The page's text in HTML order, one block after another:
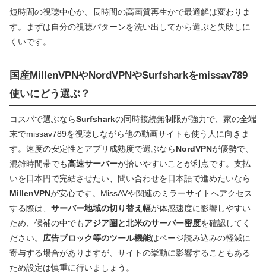
短時間の視聴中心か、長時間の高画質再生かで最適解は変わりま
す。まずは自分の視聴パターンを洗い出してから選ぶと失敗しに
くいです。
国産MillenVPNやNordVPNやSurfsharkをmissav789
使いにどう選ぶ？
コスパで選ぶならSurfsharkの同時接続無制限が強力で、家の全端
末でmissav789を視聴しながら他の動画サイトも使う人に向きま
す。速度の安定性とアプリ成熟度で選ぶならNordVPNが優勢で、
混雑時間帯でも高速サーバーが拾いやすいことが利点です。支払
いを日本円で完結させたい、問い合わせを日本語で進めたいなら
MillenVPNが安心です。MissAVや関連のミラーサイトへアクセス
する際は、 サーバー地域の切り替え幅が体感速度に影響しやすい
ため、候補の中でもアジア圏と北米のサーバー密度を確認してく
ださい。 広告ブロック等のツール機能はページ読み込みの軽減に
寄与する場合がありますが、サイトの挙動に影響することもある
ため設定は慎重に行いましょう。